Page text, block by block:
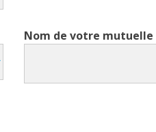
Nom de votre mutuelle